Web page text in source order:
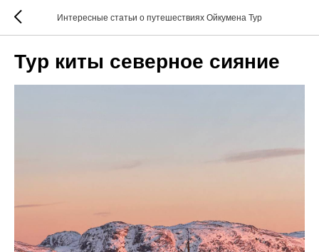
Интересные статьи о путешествиях Ойкумена Тур
Тур киты северное сияние